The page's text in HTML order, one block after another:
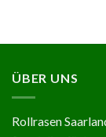
ÜBER UNS
Rollrasen